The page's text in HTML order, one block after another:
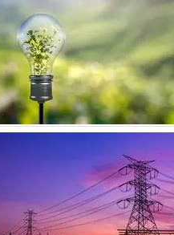
Em conclusão, o
proporcionando economia e
casa ou empresa com
Energia|